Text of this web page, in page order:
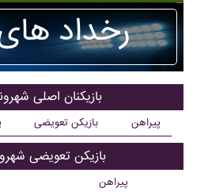
رخداد
بازیکنان اصلی
بازیکن تعویضی پیراهن
بازیکن تعویضی
پیراهن